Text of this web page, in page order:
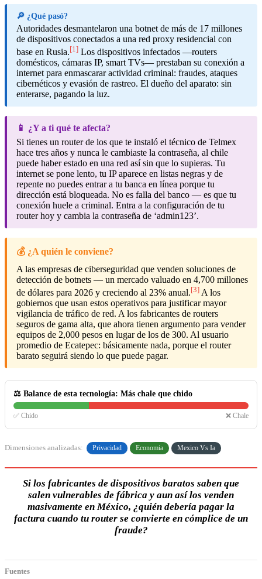
🔎 ¿Qué pasó?
Autoridades desmantelaron una botnet de más de 17 millones
de dispositivos conectados a una red proxy residencial con
base en Rusia.[1] Los dispositivos infectados —routers
domésticos, cámaras IP, smart TVs— prestaban su conexión a
internet para enmascarar actividad criminal: fraudes, ataques
cibernéticos y evasión de rastreo. El dueño del aparato: sin
enterarse, pagando la luz.
📱 ¿Y a ti qué te afecta?
Si tienes un router de los que te instaló el técnico de Telmex
hace tres años y nunca le cambiaste la contraseña, al chile
puede haber estado en una red así sin que lo supieras. Tu
internet se pone lento, tu IP aparece en listas negras y de
repente no puedes entrar a tu banca en línea porque tu
dirección está bloqueada. No es falla del banco — es que tu
conexión huele a criminal. Entra a la configuración de tu
router hoy y cambia la contraseña de ‘admin123’.
💰 ¿A quién le conviene?
A las empresas de ciberseguridad que venden soluciones de
detección de botnets — un mercado valuado en 4,700 millones
de dólares para 2026 y creciendo al 23% anual.[3] A los
gobiernos que usan estos operativos para justificar mayor
vigilancia de tráfico de red. A los fabricantes de routers
seguros de gama alta, que ahora tienen argumento para vender
equipos de 2,000 pesos en lugar de los de 300. Al usuario
promedio de Ecatepec: básicamente nada, porque el router
barato seguirá siendo lo que puede pagar.
⚖️ Balance de esta tecnología: Más chale que chido
✅ Chido ❌ Chale
Dimensiones analizadas: Privacidad Economia Mexico Vs Ia
Si los fabricantes de dispositivos baratos saben que
salen vulnerables de fábrica y aun así los venden
masivamente en México, ¿quién debería pagar la
factura cuando tu router se convierte en cómplice de un
fraude?
Fuentes